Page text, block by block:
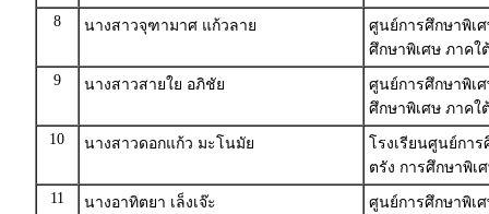
8
นางสาวจุฑามาศ แก้วลาย
ศูนย์การศึกษาพิเ
ศึกษาพิเศษ ภาคใ
9
นางสาวสายใย อภิชัย
ศูนย์การศึกษาพิเ
ศึกษาพิเศษ ภาคใ
10
นางสาวดอกแก้ว มะโนมัย
โรงเรียนศูนย์กา
ตรัง การศึกษาพิเ
11
นางอาทิตยา เล็งเจ๊ะ
ศูนย์การศึกษาพิเ